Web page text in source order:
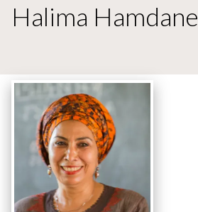
Halima Hamdane